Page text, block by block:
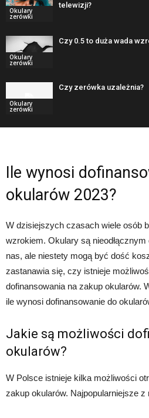
Okulary
zerówki
telewizji?
Okulary
zerówki
Czy 0.5 to duża wada
Okulary
zerówki
Czy zerówka uzależnia?
Ile wynosi
okularów 2023?
W dzisiejszych czasach wiele osób
wzrokiem. Okulary są
nas, ale niestety mogą być dość
zastanawia się, czy istnieje
dofinansowania na zakup okularów.
ile wynosi dofinansowanie do
Jakie są możliwości
okularów?
W Polsce istnieje kilka możliwości
zakup okularów. Najpopularniejsze z